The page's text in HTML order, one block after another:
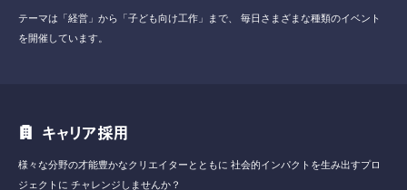
テーマは「経営」から「子ども向け工作」まで、
毎日さまざまな種類のイベント
を開催しています。
キャリア採用
様々な分野の才能豊かなクリエイターとともに 社会的インパクトを生み出すプロ
ジェクトに チャレンジしませんか？